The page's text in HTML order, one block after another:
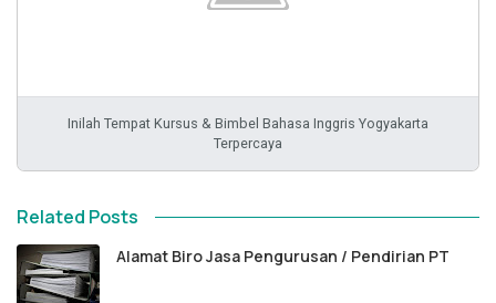
Inilah Tempat Kursus & Bimbel Bahasa Inggris Yogyakarta
Terpercaya
Related Posts
Alamat Biro Jasa Pengurusan / Pendirian PT